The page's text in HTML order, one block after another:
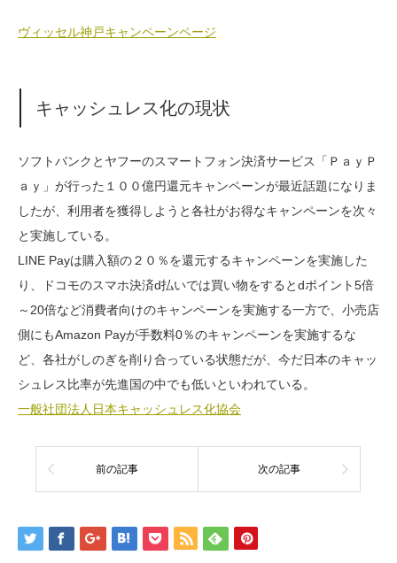
ヴィッセル神戸キャンペーンページ
キャッシュレス化の現状
ソフトバンクとヤフーのスマートフォン決済サービス「ＰａｙＰ
ａｙ」が行った１００億円還元キャンペーンが最近話題になりま
したが、利用者を獲得しようと各社がお得なキャンペーンを次々
と実施している。
LINE Payは購入額の２０％を還元するキャンペーンを実施した
り、ドコモのスマホ決済d払いでは買い物をするとdポイント5倍
～20倍など消費者向けのキャンペーンを実施する一方で、小売店
側にもAmazon Payが手数料0％のキャンペーンを実施するな
ど、各社がしのぎを削り合っている状態だが、今だ日本のキャッ
シュレス比率が先進国の中でも低いといわれている。
一般社団法人日本キャッシュレス化協会
前の記事 次の記事